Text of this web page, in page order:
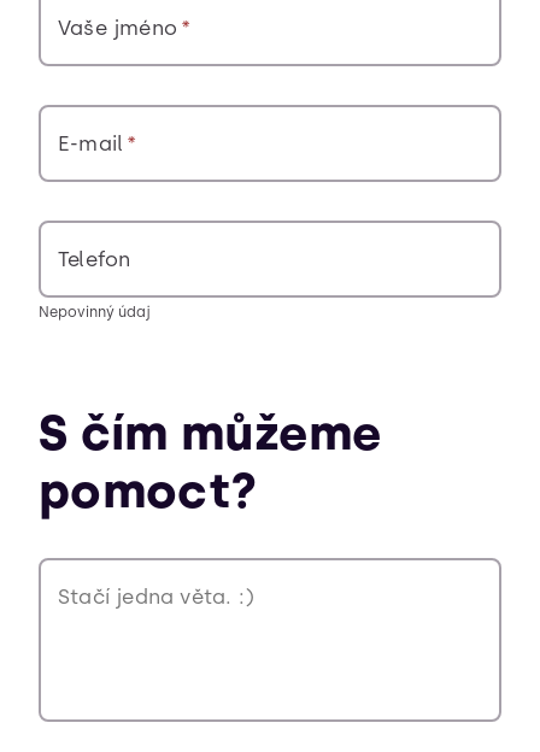
Vaše jméno
E-mail
Telefon
Nepovinný údaj
S čím můžeme
pomoct?